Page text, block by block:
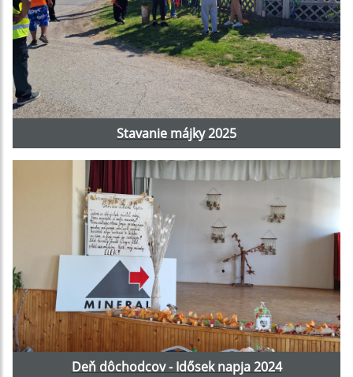
Stavanie májky 2025
Deň dôchodcov - Idősek napja 2024